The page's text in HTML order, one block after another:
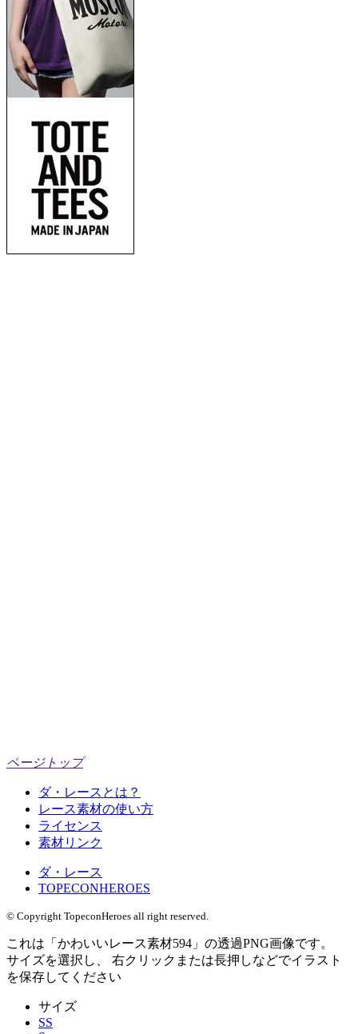
ページトップ
ダ・レースとは？
レース素材の使い方
ライセンス
素材リンク
ダ・レース
TOPECONHEROES
© Copyright TopeconHeroes all right reserved.
これは「 かわいいレース素材594 」の透過PNG画像です。
サイズを選択し、 右クリックまたは長押しなどでイラスト
を保存してください
サイズ
SS